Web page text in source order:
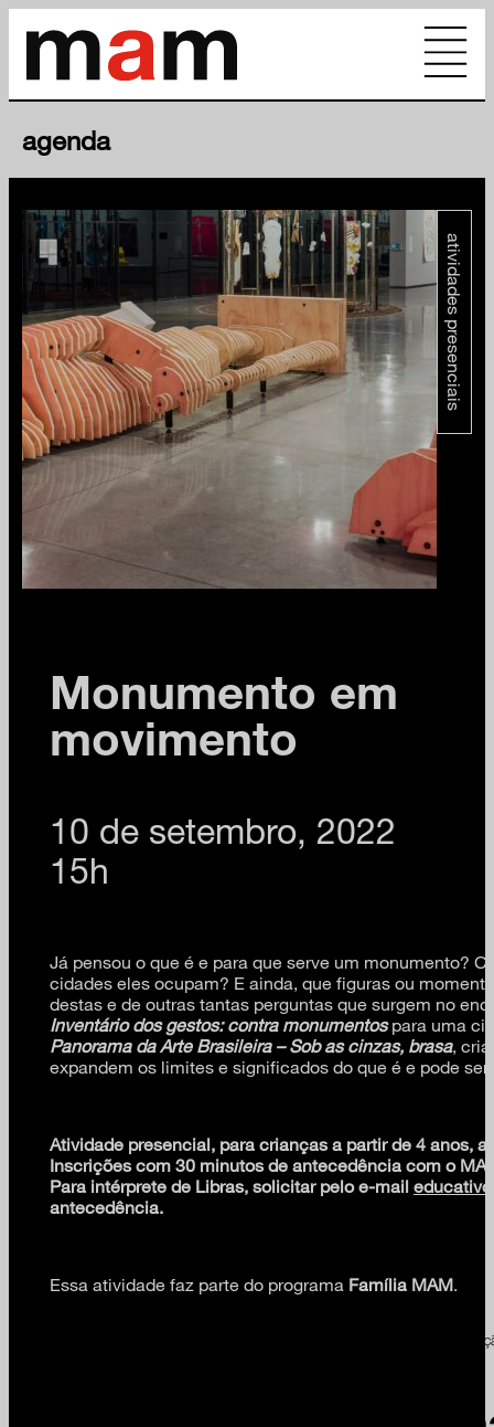
agenda
atividades presenciais
Monumento em
movimento
10 de setembro, 2022
15h
Já pensou o que é e para que serve um monumento?
cidades eles ocupam? E ainda, que figuras ou
destas e de outras tantas perguntas que surgem no
Inventário dos gestos: contra monumentospara uma
Panorama da Arte Brasileira – Sob as cinzas, brasa,
expandem os limites e significados do que é e pode
Atividade presencial, para crianças a partir de 4 anos,
Inscrições com 30 minutos de antecedência com o
Para intérprete de Libras, solicitar pelo e-mail
antecedência.
Essa atividade faz parte do programa Família MAM